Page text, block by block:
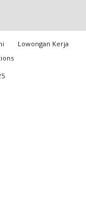
Lowongan Kerja